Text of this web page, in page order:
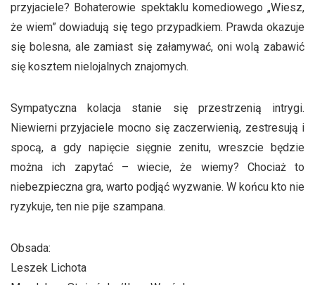
przyjaciele? Bohaterowie spektaklu komediowego „Wiesz,
że wiem” dowiadują się tego przypadkiem. Prawda okazuje
się bolesna, ale zamiast się załamywać, oni wolą zabawić
się kosztem nielojalnych znajomych.
Sympatyczna kolacja stanie się przestrzenią intrygi.
Niewierni przyjaciele mocno się zaczerwienią, zestresują i
spocą, a gdy napięcie sięgnie zenitu, wreszcie będzie
można ich zapytać – wiecie, że wiemy? Chociaż to
niebezpieczna gra, warto podjąć wyzwanie. W końcu kto nie
ryzykuje, ten nie pije szampana.
Obsada:
Leszek Lichota